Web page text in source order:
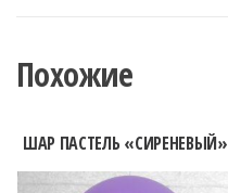
Похожие
ШАР ПАСТЕЛЬ «СИРЕНЕВЫЙ»